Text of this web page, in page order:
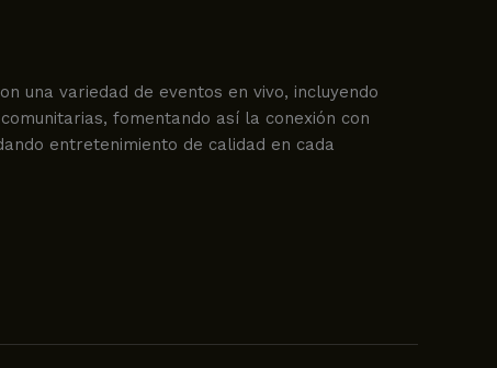
una variedad de eventos en vivo, incluyendo
fomentando así la conexión con
entretenimiento de calidad en cada